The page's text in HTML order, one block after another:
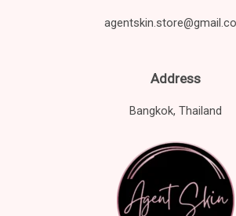
Address
Bangkok, Thailand